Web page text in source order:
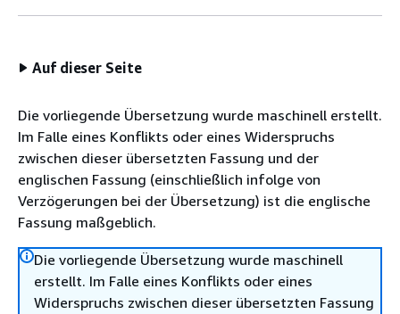
Auf dieser Seite
Die vorliegende Übersetzung wurde maschinell erstellt.
Im Falle eines Konflikts oder eines Widerspruchs
zwischen dieser übersetzten Fassung und der
englischen Fassung (einschließlich infolge von
Verzögerungen bei der Übersetzung) ist die englische
Fassung maßgeblich.
Die vorliegende Übersetzung wurde maschinell
erstellt. Im Falle eines Konflikts oder eines
Widerspruchs zwischen dieser übersetzten Fassung